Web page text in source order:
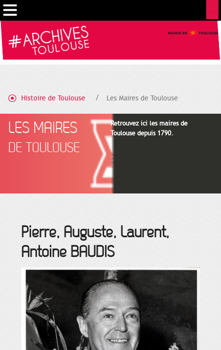
Histoire de Toulouse Les Maires de Toulouse
LES MAIRES
DE TOULOUSE
Retrouvez ici les maires de
Toulouse depuis 1790.
Pierre, Auguste, Laurent,
Antoine BAUDIS
Cookies management panel